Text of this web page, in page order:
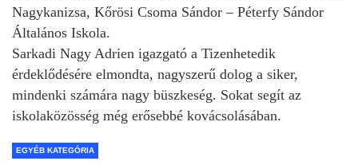
Nagykanizsa, Kőrösi Csoma Sándor – Péterfy Sándor
Általános Iskola.
Sarkadi Nagy Adrien igazgató a Tizenhetedik
érdeklődésére elmondta, nagyszerű dolog a siker,
mindenki számára nagy büszkeség. Sokat segít az
iskolaközösség még erősebbé kovácsolásában.
EGYÉB KATEGÓRIA